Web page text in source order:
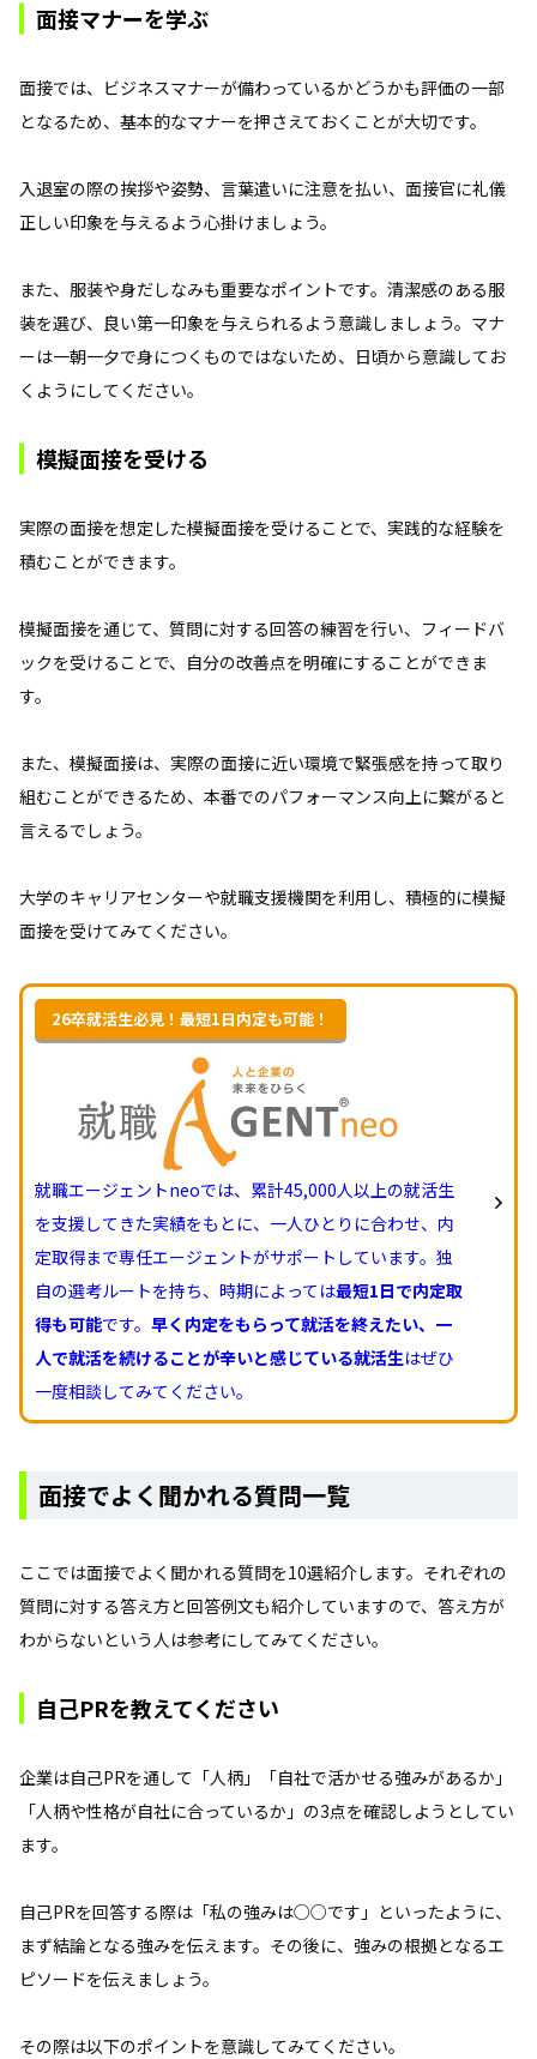
面接マナーを学ぶ
面接では、ビジネスマナーが備わっているかどうかも評価の一部
となるため、基本的なマナーを押さえておくことが大切です。
入退室の際の挨拶や姿勢、言葉遣いに注意を払い、面接官に礼儀
正しい印象を与えるよう心掛けましょう。
また、服装や身だしなみも重要なポイントです。清潔感のある服
装を選び、良い第一印象を与えられるよう意識しましょう。マナ
ーは一朝一夕で身につくものではないため、日頃から意識してお
くようにしてください。
模擬面接を受ける
実際の面接を想定した模擬面接を受けることで、実践的な経験を
積むことができます。
模擬面接を通じて、質問に対する回答の練習を行い、フィードバ
ックを受けることで、自分の改善点を明確にすることができま
す。
また、模擬面接は、実際の面接に近い環境で緊張感を持って取り
組むことができるため、本番でのパフォーマンス向上に繋がると
言えるでしょう。
大学のキャリアセンターや就職支援機関を利用し、積極的に模擬
面接を受けてみてください。
26卒就活生必見！最短1日内定も可能！
就職エージェントneoでは、累計45,000人以上の就活生
を支援してきた実績をもとに、一人ひとりに合わせ、内
定取得まで専任エージェントがサポートしています。独
自の選考ルートを持ち、時期によっては最短1日で内定取
得も可能です。 早く内定をもらって就活を終えたい、一
人で就活を続けることが辛いと感じている就活生はぜひ
一度相談してみてください。
面接でよく聞かれる質問一覧
ここでは面接でよく聞かれる質問を10選紹介します。それぞれの
質問に対する答え方と回答例文も紹介していますので、答え方が
わからないという人は参考にしてみてください。
自己PRを教えてください
企業は自己PRを通して「人柄」「自社で活かせる強みがあるか」
「人柄や性格が自社に合っているか」の3点を確認しようとしてい
ます。
自己PRを回答する際は「私の強みは○○です」といったように、
まず結論となる強みを伝えます。その後に、強みの根拠となるエ
ピソードを伝えましょう。
その際は以下のポイントを意識してみてください。